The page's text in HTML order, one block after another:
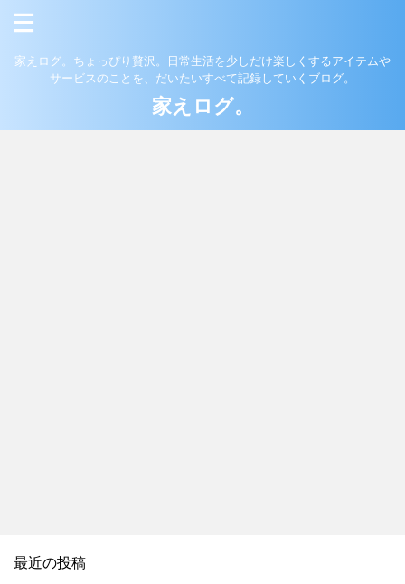
家えログ。ちょっぴり贅沢。日常生活を少しだけ楽しくするアイテムや
サービスのことを、だいたいすべて記録していくブログ。
家えログ。
最近の投稿